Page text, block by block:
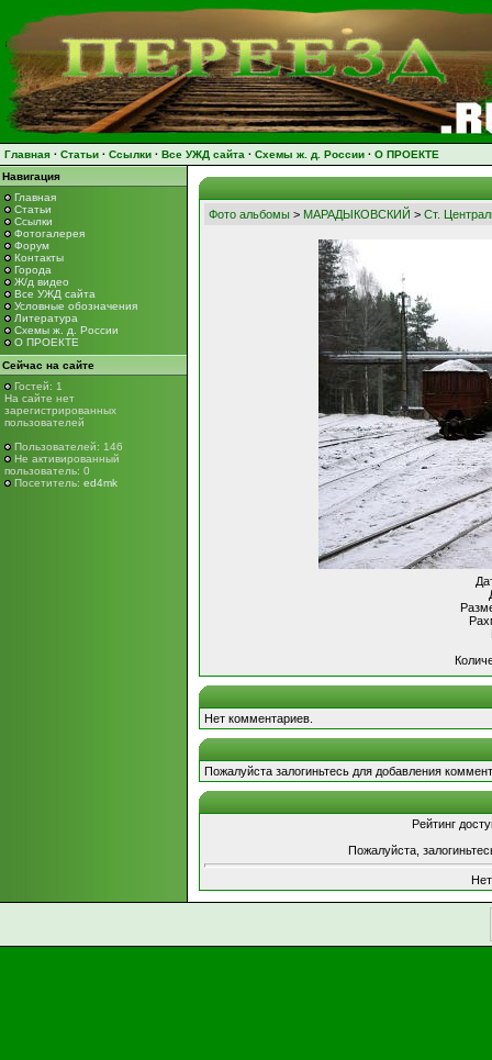
Главная · Статьи · Ссылки · Все УЖД сайта · Схемы ж. д. России · О ПРОЕКТЕ
Навигация
Главная
Статьи
Ссылки
Фотогалерея
Форум
Контакты
Города
Ж/д видео
Все УЖД сайта
Условные обозначения
Литература
Схемы ж. д. России
О ПРОЕКТЕ
Сейчас на сайте
Гостей: 1
На сайте нет
зарегистрированных
пользователей
Пользователей: 146
Не активированный
пользователь: 0
Посетитель: ed4mk
Фото альбомы > МАРАДЫКОВСКИЙ > Ст.
Нет комментариев.
Пожалуйста залогиньтесь для добавления
Рейтинг
Пожалуйста,